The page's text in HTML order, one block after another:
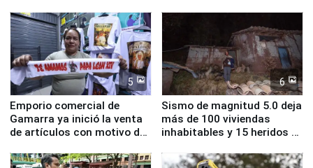
educación, salud y empleo
5
Emporio comercial de
Gamarra ya inició la venta
de artículos con motivo de
6
Sismo de magnitud 5.0 deja
más de 100 viviendas
inhabitables y 15 heridos en